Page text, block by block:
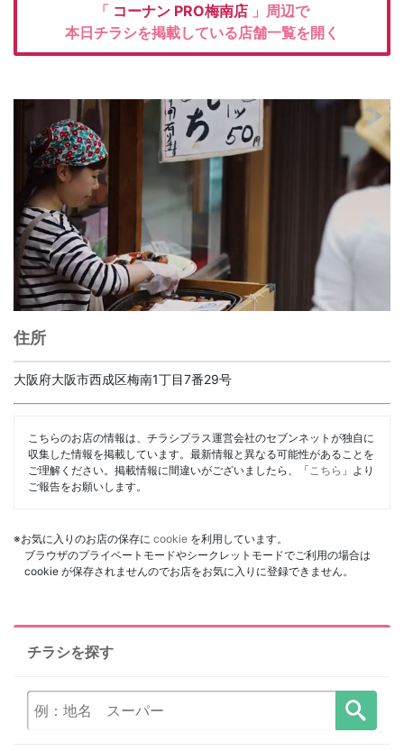
「 コーナン PRO梅南店 」周辺で
本日チラシを掲載している店舗一覧を開く
住所
大阪府大阪市西成区梅南1丁目7番29号
こちらのお店の情報は、チラシプラス運営会社のセブンネットが独自に
収集した情報を掲載しています。最新情報と異なる可能性があることを
ご理解ください。掲載情報に間違いがございましたら、「 こちら 」より
ご報告をお願いします。
※お気に入りのお店の保存に cookie を利用しています。
ブラウザのプライベートモードやシークレットモードでご利用の場合は
cookie が保存されませんのでお店をお気に入りに登録できません。
チラシを探す